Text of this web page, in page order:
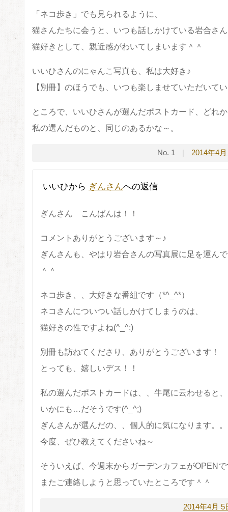
「ネコ歩き」でも見られるように、
猫さんたちに会うと、いつも話しかけている岩合さ
猫好きとして、親近感がわいてしまいます＾＾
いいひさんのにゃんこ写真も、私は大好き♪
【別冊】のほうでも、いつも楽しませていただいて
ところで、いいひさんが選んだポストカード、どれ
私の選んだものと、同じのあるかな～。
No. 1 2014年4
いいひから ぎんさんへの返信
ぎんさん こんばんは！！
コメントありがとうございます～♪
ぎんさんも、やはり岩合さんの写真展に足を運ん
＾＾
ネコ歩き、、大好きな番組です（*^_^*）
ネコさんについつい話しかけてしまうのは、
猫好きの性ですよね(^_^;)
別冊も訪ねてくださり、ありがとうございます！
とっても、嬉しいデス！！
私の選んだポストカードは、、牛尾に云わせると
いかにも…だそうです(^_^;)
ぎんさんが選んだの、、個人的に気になります。。
今度、ぜひ教えてくださいね～
そういえば、今週末からガーデンカフェがOPEN
またご連絡しようと思っていたところです＾＾
2014年4月 5